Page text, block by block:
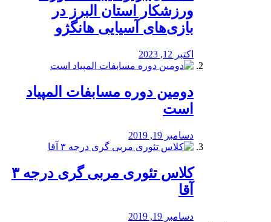
ورزشکار استان البرز در
بازی‌های آسیایی هانگژو
اکتبر 12, 2023
دومین دوره مسابفات المپیاد
است
دسامبر 19, 2019
کلاس تئوری مربی گری درجه ۳
آقا
دسامبر 19, 2019